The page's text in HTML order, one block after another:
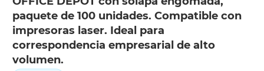
paquete de 100 unidades. Compatible con
impresoras laser. Ideal para
correspondencia empresarial de alto
volumen.